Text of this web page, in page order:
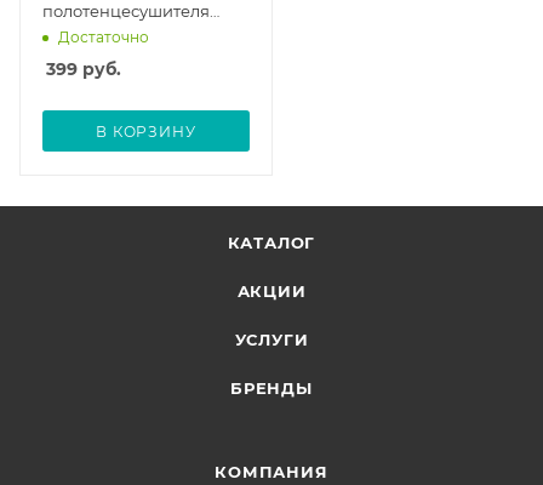
полотенцесушителя
Vimarr (разборный),
Достаточно
399 руб.
В КОРЗИНУ
КАТАЛОГ
АКЦИИ
УСЛУГИ
БРЕНДЫ
КОМПАНИЯ